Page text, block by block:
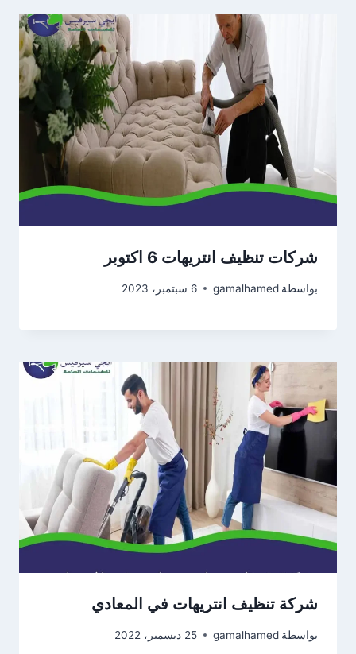
شركات تنظيف انتريهات 6 اكتوبر
بواسطة gamalhamed 6 سبتمبر، 2023
شركة تنظيف انتريهات في المعادي
بواسطة gamalhamed 25 ديسمبر، 2022